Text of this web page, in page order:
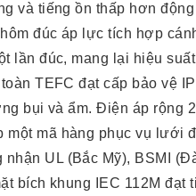
và tiếng ồn thấp hơn
đúc áp lực tích hợp
lần đúc, mang lại hiệu
TEFC đạt cấp bảo vệ
bụi và ẩm. Điện áp rộng
một mã hàng phục vụ lưới
UL (Bắc Mỹ), BSMI
bích khung IEC 112M đạt